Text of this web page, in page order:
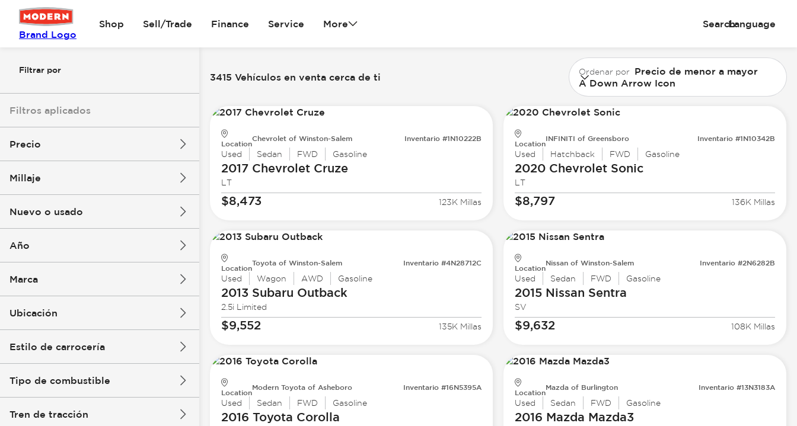
Brand Logo
Shop Sell/Trade Finance Service More SearchLanguage
Filtrar por
Filtros aplicados
Precio
Millaje
Nuevo o usado
Año
Marca
Ubicación
Estilo de carrocería
Tipo de combustible
Tren de tracción
3415 Vehículos en venta cerca de ti Ordenar por Precio de menor a mayor
A Down Arrow Icon
Location
Chevrolet of Winston-Salem Inventario #1N10222B
Used Sedan FWD Gasoline
2017 ChevroletCruze
LT
$8,473 123K Millas
Location
INFINITI of Greensboro Inventario #1N10342B
Used Hatchback FWD Gasoline
2020 ChevroletSonic
LT
$8,797 136K Millas
Location
Toyota of Winston-Salem Inventario #4N28712C
Used Wagon AWD Gasoline
2013 Subaru Outback
2.5i Limited
$9,552 135K Millas
Location
Nissan of Winston-Salem Inventario #2N6282B
Used Sedan FWD Gasoline
2015 Nissan Sentra
SV
$9,632 108K Millas
Location
Modern Toyota of Asheboro Inventario #16N5395A
Used Sedan FWD Gasoline
2016 Toyota Corolla
Location
Mazda of Burlington Inventario #13N3183A
Used Sedan FWD Gasoline
2016 Mazda Mazda3